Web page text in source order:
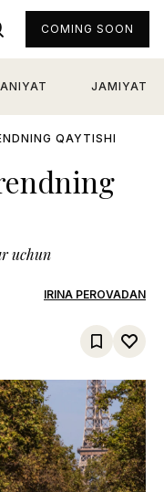
JAMIYAT
COMING SOON
QAYTISHI
uchun
IRINA PEROVADAN